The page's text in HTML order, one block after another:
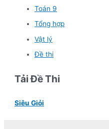
Toán 9
Tổng hợp
Vật lý
Đề thi
Tải Đề Thi
Siêu Giỏi